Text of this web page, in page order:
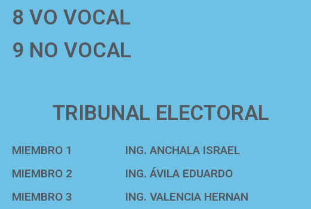
8 VO VOCAL
9 NO VOCAL
TRIBUNAL ELECTORAL
MIEMBRO 1
MIEMBRO 2
MIEMBRO 3
ING. ANCHALA ISRAEL
ING. ÁVILA EDUARDO
ING. VALENCIA HERNAN